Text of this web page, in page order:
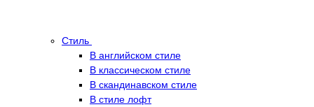
Стиль
В английском стиле
В классическом стиле
В скандинавском стиле
В стиле лофт